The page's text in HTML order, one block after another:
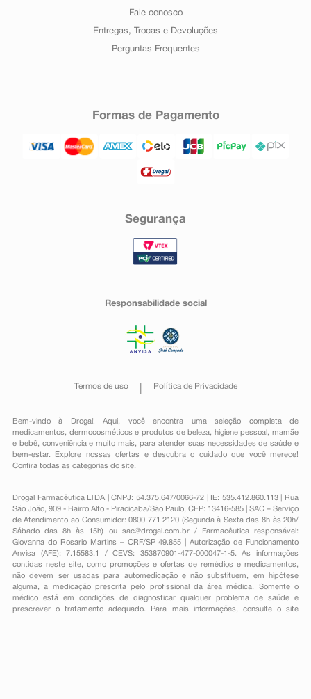
Fale conosco
Entregas, Trocas e Devoluções
Perguntas Frequentes
Formas de Pagamento
Segurança
Responsabilidade social
Termos de uso Política de Privacidade
Bem-vindo à Drogal! Aqui, você encontra uma seleção completa de
medicamentos , dermocosméticos e produtos de beleza, higiene pessoal ,mamãe
e bebê, conveniênciae muito mais, para atender suas necessidades de saúde e
bem-estar. Explore nossas ofertas e descubra o cuidado que você merece!
Confira todas as categorias do site.
Drogal Farmacêutica LTDA | CNPJ: 54.375.647/0066-72 | IE: 535.412.860.113 | Rua
São João, 909 - Bairro Alto - Piracicaba/São Paulo, CEP: 13416-585 | SAC – Serviço
de Atendimento ao Consumidor: 0800 771 2120 (Segunda à Sexta das 8h às 20h/
Sábado das 8h às 15h) ou sac@drogal.com.br/ Farmacêutica responsável:
Giovanna do Rosario Martins – CRF/SP 49.855 | Autorização de Funcionamento
Anvisa (AFE): 7.15583.1 / CEVS: 353870901-477-000047-1-5. As informações
contidas neste site, como promoções e ofertas de remédios e medicamentos,
não devem ser usadas para automedicação e não substituem, em hipótese
alguma, a medicação prescrita pelo profissional da área médica. Somente o
médico está em condições de diagnosticar qualquer problema de saúde e
prescrever o tratamento adequado. Para mais informações, consulte o site